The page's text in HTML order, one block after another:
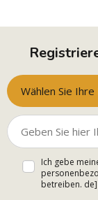
Wählen Sie
Ich gebe
betreiben. de]